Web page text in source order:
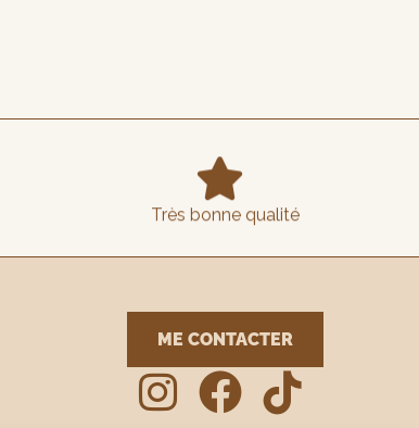

Très bonne qualité
ME CONTACTER
  